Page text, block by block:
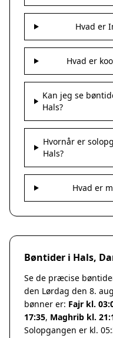
Hvad er
Hvad er
Kan jeg se
Hals?
Hvornår er
Hals?
Hvad er
Bøntider i Hals,
Se de præcise
den Lørdag den 8.
bønner er: Fajr kl.
17:35, Maghrib kl.
Solopgangen er kl.